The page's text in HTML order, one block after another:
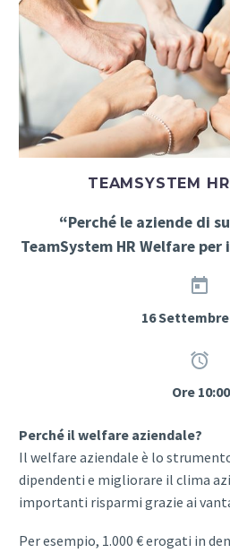
TEAMSYSTEM
“Perché le aziende di
TeamSystem HR Welfare


16 Settembre


Ore 10:00
Perché il welfare aziendale?
Il welfare aziendale è lo
dipendenti e migliorare il clima
importanti risparmi grazie ai
Per esempio, 1.000 € erogati in